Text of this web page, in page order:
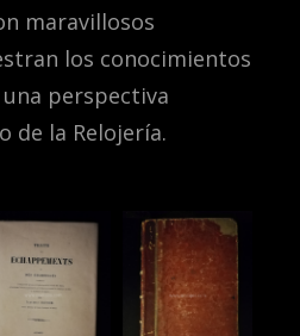
maravillosos
los conocimientos
perspectiva
de la Relojería.